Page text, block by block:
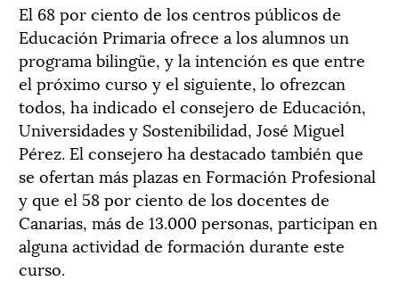
El 68 por ciento de los centros públicos de
Educación Primaria ofrece a los alumnos un
programa bilingüe, y la intención es que entre
el próximo curso y el siguiente, lo ofrezcan
todos, ha indicado el consejero de Educación,
Universidades y Sostenibilidad, José Miguel
Pérez. El consejero ha destacado también que
se ofertan más plazas en Formación Profesional
y que el 58 por ciento de los docentes de
Canarias, más de 13.000 personas, participan en
alguna actividad de formación durante este
curso.